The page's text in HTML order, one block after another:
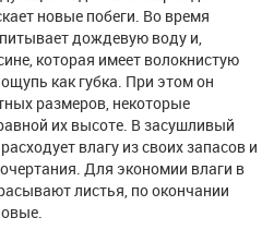
новые побеги. Во время
дождевую воду и,
которая имеет волокнистую
как губка. При этом он
размеров, некоторые
их высоте. В засушливый
влагу из своих запасов и
Для экономии влаги в
листья, по окончании